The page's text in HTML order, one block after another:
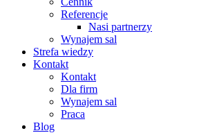
Referencje
Nasi partnerzy
Wynajem sal
Strefa wiedzy
Kontakt
Kontakt
Dla firm
Wynajem sal
Praca
Blog